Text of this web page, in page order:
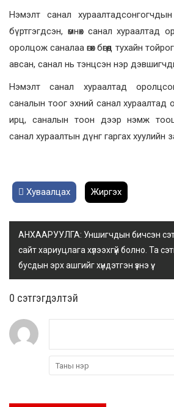
Нэмэлт санал
бүртгэгдсэн, өмнөх санал хураалтад
оролцож саналаа өгөх бөгөөд тухайн
авсан, санал нь тэнцсэн нэр
Нэмэлт санал хураалтад
саналын тоог эхний санал хураалтад
ирц, саналын тоон дээр нэмж
санал хураалтын дүнг гаргах хуулийн
Хуваалцах Жиргэх
АНХААРУУЛГА: Уншигчдын бичсэн
сайт хариуцлага хүлээхгүй болно. Та
бусдын эрх ашгийг хүндэтгэн үзнэ үү.
0 cэтгэгдэлтэй